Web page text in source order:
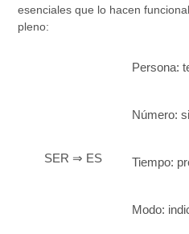
esenciales que lo hacen
pleno:
SER ⇒ ES
Persona:
Número:
Tiempo:
Modo: